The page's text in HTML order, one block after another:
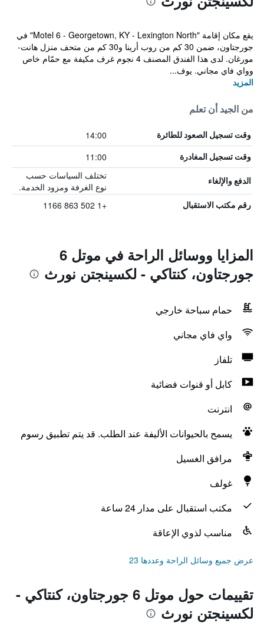
يقع مكان إقامة "Motel 6 - Georgetown, KY - Lexington North" في
جورجتاون، ضمن 30 كم من روب أرينا و30 كم من متحف منزل هانت-
مورغان. لدى هذا الفندق المصنف 4 نجوم غرف مكيفة مع حمّام خاص
وواي فاي مجاني. يوف...
المزيد
من الجيد أن تعلم
وقت تسجيل الصعود للطائرة 14:00
وقت تسجيل المغادرة 11:00
الدفع والإلغاء
تختلف السياسات حسب
نوع الغرفة ومزود الخدمة.
رقم مكتب الاستقبال +1 502 863 1166
المزايا ووسائل الراحة في موتل 6
جورجتاون، كنتاكي - لكسينجتن نورث
حمام سباحة خارجي
واي فاي مجاني
تلفاز
كابل أو قنوات فضائية
انترنت
يسمح بالحيوانات الأليفة عند الطلب. قد يتم تطبيق رسوم
مرافق الغسيل
غولف
مكتب استقبال على مدار 24 ساعة
مناسب لذوي الإعاقة
عرض جميع وسائل الراحة وعددها 23
تقييمات حول موتل 6 جورجتاون، كنتاكي -
لكسينجتن نورث